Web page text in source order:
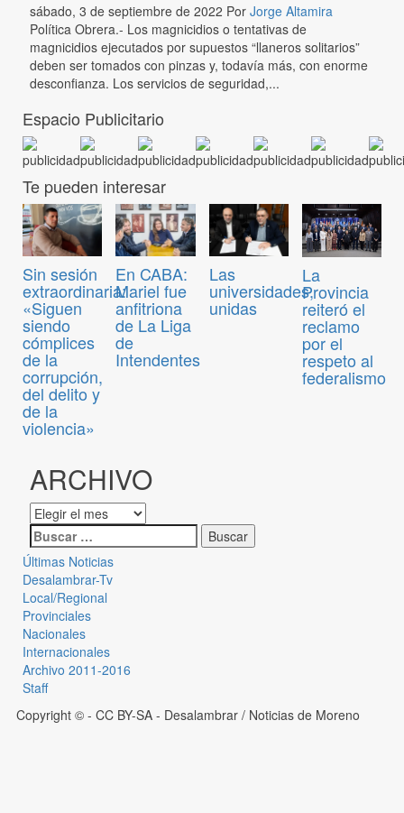
sábado, 3 de septiembre de 2022 Por Jorge Altamira
Política Obrera.- Los magnicidios o tentativas de
magnicidios ejecutados por supuestos “llaneros solitarios”
deben ser tomados con pinzas y, todavía más, con enorme
desconfianza. Los servicios de seguridad,...
Espacio Publicitario
Te pueden interesar
Sin sesión
extraordinaria:
«Siguen
siendo
cómplices
de la
corrupción,
del delito y
de la
violencia»
En CABA:
Mariel fue
anfitriona
de La Liga
de
Intendentes
Las
universidades,
unidas
La
Provincia
reiteró el
reclamo
por el
respeto al
federalismo
ARCHIVO
Últimas Noticias
Desalambrar-Tv
Local/Regional
Provinciales
Nacionales
Internacionales
Archivo 2011-2016
Staff
Copyright © - CC BY-SA - Desalambrar / Noticias de Moreno